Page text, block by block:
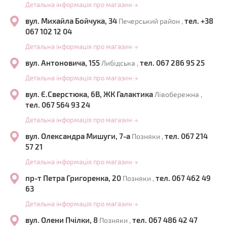
Детальна інформація про магазин →
вул. Михайла Бойчука, 34 Печерський район , тел. +38
067 102 12 04
Детальна інформація про магазин →
вул. Антоновича, 155Либідська , тел. 067 286 95 25
Детальна інформація про магазин →
вул. Є.Сверстюка, 6В, ЖК ГалактикаЛівобережна ,
тел. 067 564 93 24
Детальна інформація про магазин →
вул. Олександра Мишуги, 7-а Позняки , тел. 067 214
57 21
Детальна інформація про магазин →
пр-т Петра Григоренка, 20 Позняки , тел. 067 462 49
63
Детальна інформація про магазин →
вул. Олени Пчілки, 8 Позняки , тел. 067 486 42 47